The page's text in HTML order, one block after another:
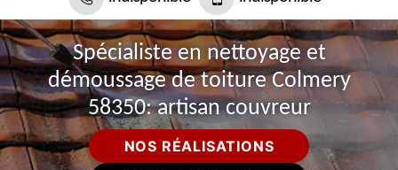
Spécialiste en nettoyage et
démoussage de toiture Colmery
58350: artisan couvreur
NOS RÉALISATIONS